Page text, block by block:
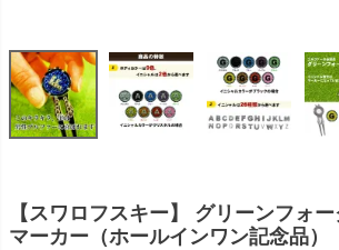
【スワロフスキー】 グリーンフォ
マーカー（ホールインワン記念品）